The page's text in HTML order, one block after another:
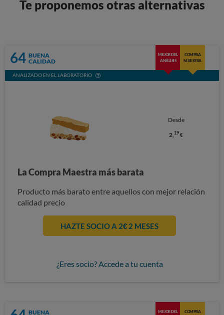
Te proponemos otras alternativas
64 BUENA
CALIDAD
MEJOR DEL
ANÁLISIS
COMPRA
MAESTRA
ANALIZADO EN EL LABORATORIO
Desde
2, 19 €
La Compra Maestra más barata
Producto más barato entre aquellos con mejor relación
calidad precio
HAZTE SOCIO A 2€ 2 MESES
¿Eres socio? Accede a tu cuenta
BUENA
MEJOR DEL
COMPRA